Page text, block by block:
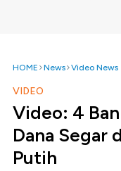
HOME News Video News
VIDEO
Video: 4
Dana Segar
Putih